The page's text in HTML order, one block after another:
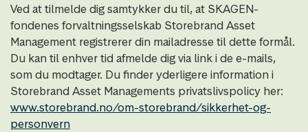
Ved at tilmelde dig samtykker du til, at SKAGEN-
fondenes forvaltningsselskab Storebrand Asset
Management registrerer din mailadresse til dette formål.
Du kan til enhver tid afmelde dig via link i de e-mails,
som du modtager. Du finder yderligere information i
Storebrand Asset Managements privatslivspolicy her:
www.storebrand.no/om-storebrand/sikkerhet-og-
personvern